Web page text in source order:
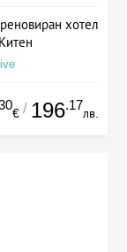
хотел
€ / 196.17
лв.